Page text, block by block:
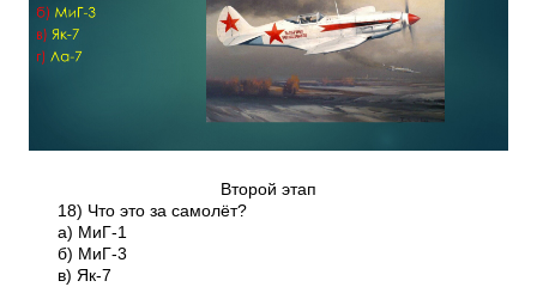
Второй этап
18) Что это за самолёт?
а) МиГ-1
б) МиГ-3
в) Як-7